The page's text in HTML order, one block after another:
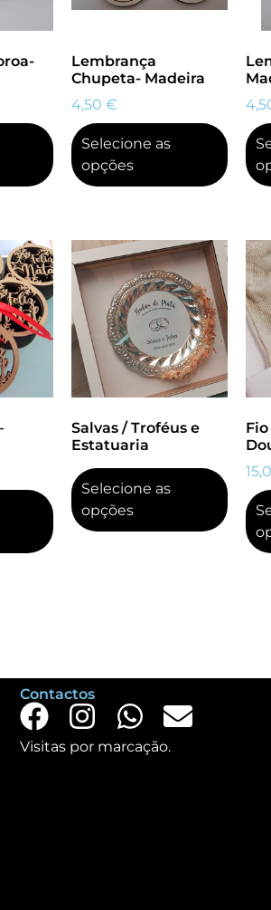
Lembrança
Chupeta- Madeira
4,50 €
Selecione as
opções
Salvas / Troféus e
Estatuaria
Selecione as
opções
Fio
Contactos
Visitas por marcação.